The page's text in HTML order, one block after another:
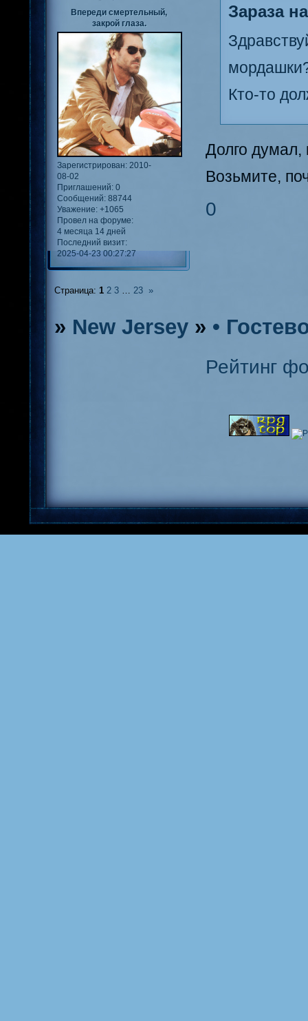
Впереди смертельный,
закрой глаза.
Зарегистрирован: 2010-
08-02
Приглашений: 0
Сообщений: 88744
Уважение: +1065
Провел на форуме:
4 месяца 14 дней
Последний визит:
2025-04-23 00:27:27
Зараза
Кто-то
Долго думал,
Возьмите,
0
Страница: 1 2 3 … 23 »
» New Jersey » •
Рейтинг